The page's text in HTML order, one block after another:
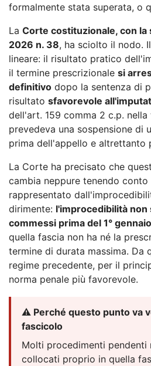
formalmente stata superata, o
La Corte costituzionale, con
2026 n. 38, ha sciolto il nodo.
lineare: il risultato pratico
il termine prescrizionale si
definitivo dopo la sentenza di
risultato sfavorevole
dell'art. 159 comma 2 c.p. nella
prevedeva una sospensione di
prima dell'appello e altrettanto
La Corte ha precisato che
cambia neppure tenendo
rappresentato
dirimente: l'improcedibilità non
commessi prima del 1°
quella fascia non ha né la
termine di durata massima. Da
regime precedente, per il
norma penale più favorevole.
⚠️ Perché questo punto va
fascicolo
Molti procedimenti pendenti
collocati proprio in quella